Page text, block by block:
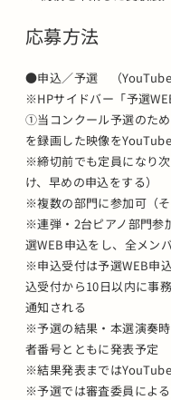
応募方法
●申込／予選 （YouTube
※HPサイドバー「予選
①当コンクール予選のた
を録画した映像を
※締切前でも定員になり
け、早めの申込をする）
※複数の部門に参加可（そ
※連弾・2台ピアノ部門参
選WEB申込をし、全メン
※申込受付は予選WEB申
込受付から10日以内に事
通知される
※予選の結果・本選演奏
者番号とともに発表予定
※結果発表までは
※予選では審査委員によ